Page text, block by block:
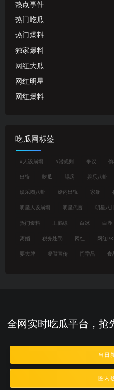
热点事件
热门吃瓜
热门爆料
独家爆料
网红大瓜
网红明星
网红爆料
吃瓜网标签
#人设崩塌 #潜规则 争议 偷
出轨 吃瓜 塌房 娱乐八卦
娱乐圈八卦 婚内出轨 家暴
明星人设崩塌 明星代言 明星八
热门爆料 王鹤棣 白冰 白鹿
离婚 税务处罚 网红 网红PK
耍大牌 虚假宣传 闫学晶 食
全网实时吃瓜平台，抢
当日
圈内